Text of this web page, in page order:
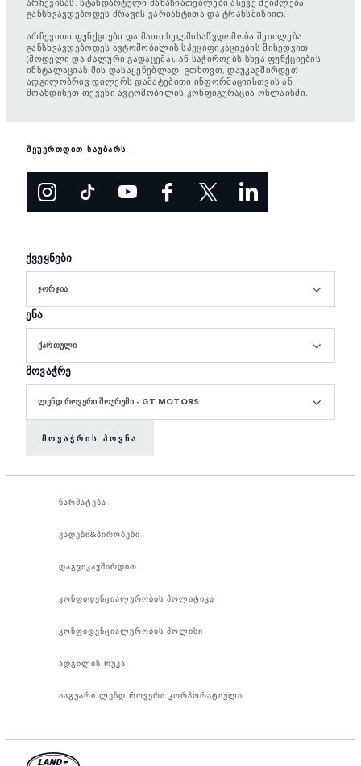
განსხვავდებოდეს ძრავის ვარიანტითა და ტრანსმისიით.
არჩევითი ფუნქციები და მათი ხელმისაწვდომობა შეიძლება
განსხვავდებოდეს ავტომობილის სპეციფიკაციების მიხედვით
(მოდელი და ძალური გადაცემა), ან საჭიროებს სხვა ფუნქციების
ინსტალაციას მის დასაყენებლად. გთხოვთ, დაუკავშირდეთ
ადგილობრივ დილერს დამატებითი ინფორმაციისთვის ან
მოახდინეთ თქვენი ავტომობილის კონფიგურაცია ონლაინში.
შეუერთდით საუბარს
ქვეყნები
ᲯᲝᲠᲯᲘᲐ
ენა
ᲥᲐᲠᲗᲣᲚᲘ
მოვაჭრე
ᲚᲔᲜᲓ ᲠᲝᲕᲔᲠᲘ ᲨᲝᲣᲠᲣᲛᲘ - GT MOTORS
ᲛᲝᲕᲐᲭᲠᲘᲡ ᲞᲝᲕᲜᲐ
წარმატება
ვადები&პირობები
დაგვიკავშირდით
კონფიდენციალურობის პოლიტიკა
კონფიდენციალურობის პოლისი
ადგილის რუკა
იაგუარი ლენდ როვერი კორპორატიული